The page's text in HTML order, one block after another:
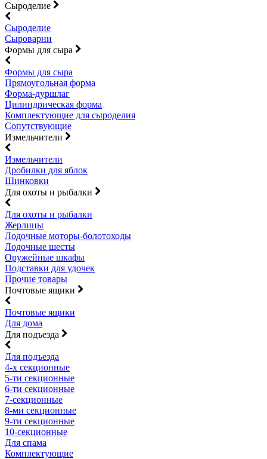
Сыроделие
Сыроделие
Сыроварни
Формы для сыра
Формы для сыра
Прямоугольная форма
Форма-дуршлаг
Цилиндрическая форма
Комплектующие для сыроделия
Сопутствующие
Измельчители
Измельчители
Дробилки для яблок
Шинковки
Для охоты и рыбалки
Для охоты и рыбалки
Жерлицы
Лодочные моторы-болотоходы
Лодочные шесты
Оружейные шкафы
Подставки для удочек
Прочие товары
Почтовые ящики
Почтовые ящики
Для дома
Для подъезда
Для подъезда
4-х секционные
5-ти секционные
6-ти секционные
7-секционные
8-ми секционные
9-ти секционные
10-секционные
Для спама
Комплектующие